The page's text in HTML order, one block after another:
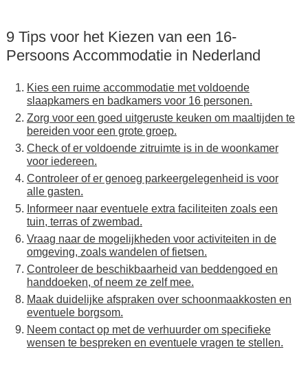
9 Tips voor het Kiezen van een 16-
Persoons Accommodatie in Nederland
Kies een ruime accommodatie met voldoende
slaapkamers en badkamers voor 16 personen.
Zorg voor een goed uitgeruste keuken om maaltijden te
bereiden voor een grote groep.
Check of er voldoende zitruimte is in de woonkamer
voor iedereen.
Controleer of er genoeg parkeergelegenheid is voor
alle gasten.
Informeer naar eventuele extra faciliteiten zoals een
tuin, terras of zwembad.
Vraag naar de mogelijkheden voor activiteiten in de
omgeving, zoals wandelen of fietsen.
Controleer de beschikbaarheid van beddengoed en
handdoeken, of neem ze zelf mee.
Maak duidelijke afspraken over schoonmaakkosten en
eventuele borgsom.
Neem contact op met de verhuurder om specifieke
wensen te bespreken en eventuele vragen te stellen.